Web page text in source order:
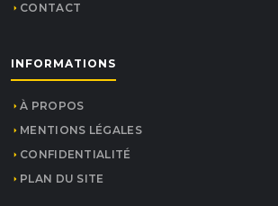
CONTACT
INFORMATIONS
À PROPOS
MENTIONS LÉGALES
CONFIDENTIALITÉ
PLAN DU SITE